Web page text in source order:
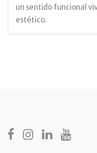
un sentido funcional
estético.